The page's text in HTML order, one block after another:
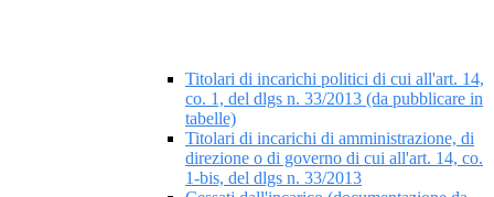
Titolari di incarichi politici di cui all'art. 14,
co. 1, del dlgs n. 33/2013 (da pubblicare in
tabelle)
Titolari di incarichi di amministrazione, di
direzione o di governo di cui all'art. 14, co.
1-bis, del dlgs n. 33/2013